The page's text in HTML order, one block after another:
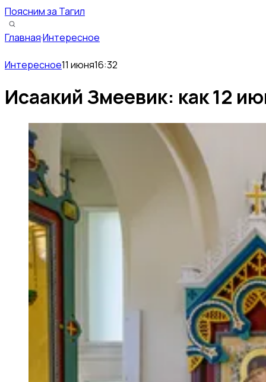
Поясним за Тагил
Главная·Интересное
Интересное11 июня16:32
Исаакий Змеевик: как 12